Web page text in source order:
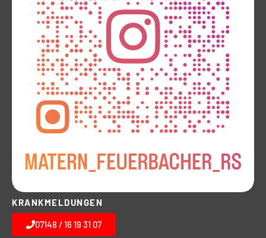
KRANKMELDUNGEN
07148 / 16 19 31 07